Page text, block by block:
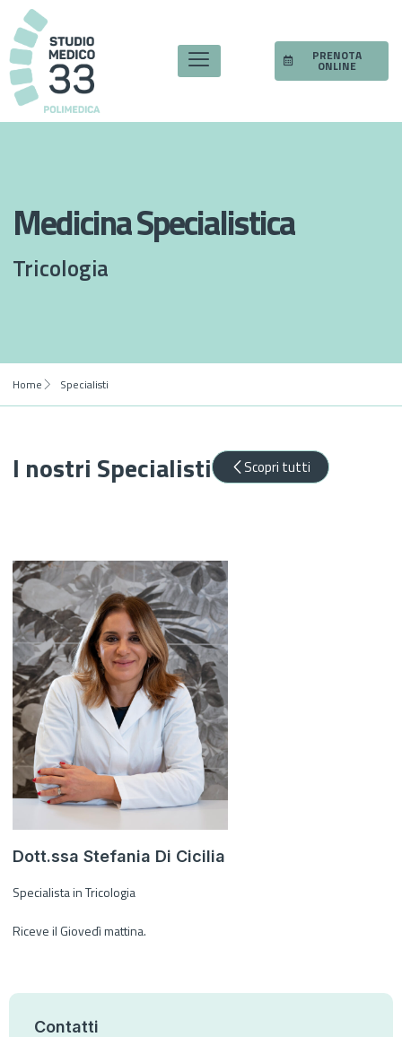
PRENOTA
ONLINE
Medicina Specialistica
Tricologia
Home Specialisti
I nostri Specialisti Scopri tutti
Dott.ssa Stefania Di Cicilia
Specialista in Tricologia
Riceve il Giovedì mattina.
Contatti